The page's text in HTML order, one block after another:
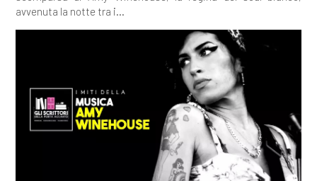
avvenuta la notte tra i...